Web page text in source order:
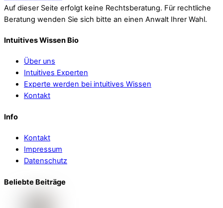
Auf dieser Seite erfolgt keine Rechtsberatung. Für rechtliche
Beratung wenden Sie sich bitte an einen Anwalt Ihrer Wahl.
Intuitives Wissen Bio
Über uns
Intuitives Experten
Experte werden bei intuitives Wissen
Kontakt
Info
Kontakt
Impressum
Datenschutz
Beliebte Beiträge